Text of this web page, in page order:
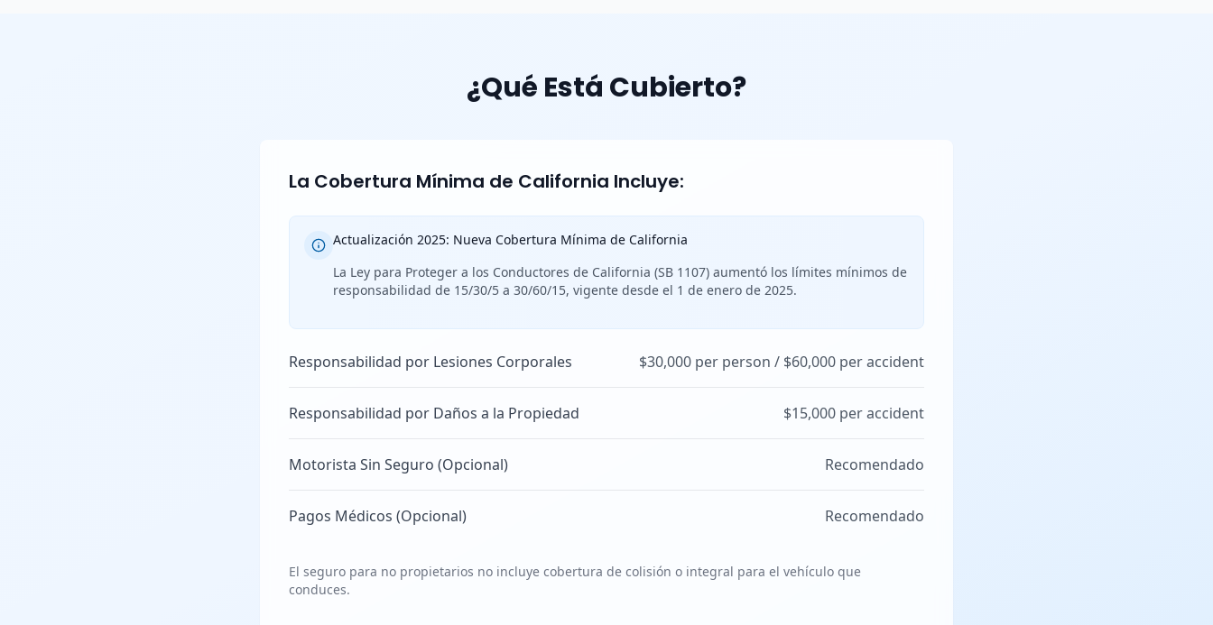
¿Qué Está Cubierto?
La Cobertura Mínima de California Incluye:
Actualización 2025: Nueva Cobertura Mínima de California
La Ley para Proteger a los Conductores de California (SB 1107) aumentó los límites mínimos de
responsabilidad de 15/30/5 a 30/60/15, vigente desde el 1 de enero de 2025.
Responsabilidad por Lesiones Corporales $30,000 per person / $60,000 per accident
Responsabilidad por Daños a la Propiedad $15,000 per accident
Motorista Sin Seguro (Opcional) Recomendado
Pagos Médicos (Opcional) Recomendado
El seguro para no propietarios no incluye cobertura de colisión o integral para el vehículo que
conduces.